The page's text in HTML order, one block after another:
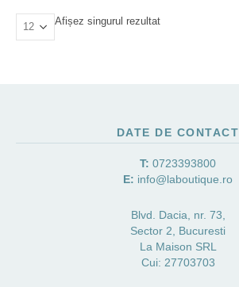
Afișez singurul rezultat
DATE DE CONTACT
T: 0723393800
E: info@laboutique.ro
Blvd. Dacia, nr. 73,
Sector 2, Bucuresti
La Maison SRL
Cui: 27703703